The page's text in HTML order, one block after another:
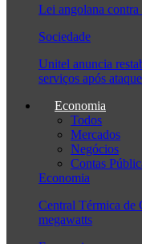
Lei angolana
Sociedade
Unitel anuncia
serviços após
Economia
Todos
Mercados
Negócios
Contas
Economia
Central Térmica de
megawatts